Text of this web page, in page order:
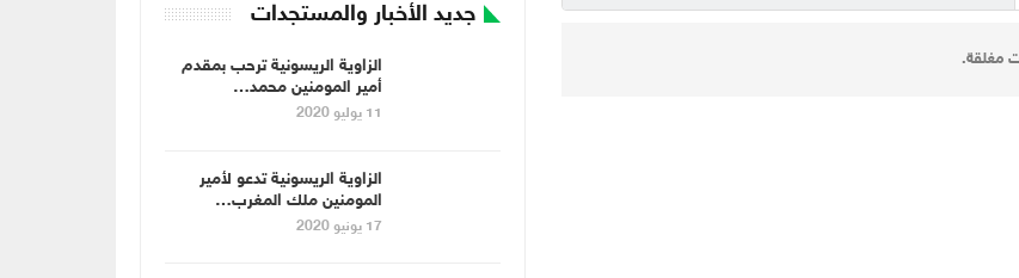
مغلقة.
جديد الأخبار والمستجدات
الزاوية الريسونية ترحب بمقدم
أمير المومنين محمد…
11 يوليو 2020
الزاوية الريسونية تدعو لأمير
المومنين ملك المغرب…
17 يونيو 2020